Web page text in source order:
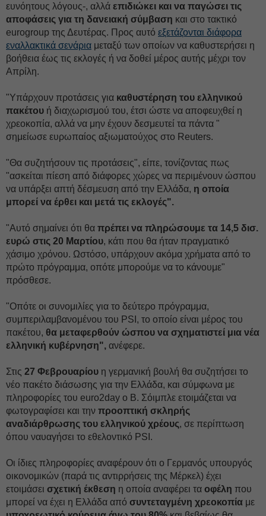
ευνόητους λόγους-, αλλά επιδιώκει και να παγώσει τις
αποφάσεις για τη δανειακή σύμβαση και στο τακτικό
eurogroup της Δευτέρας. Προς αυτό εξετάζονται διάφορα
εναλλακτικά σενάρια μεταξύ των οποίων να καθυστερήσει η
βοήθεια έως τις εκλογές ή να δοθεί μέρος αυτής μέχρι τον
Απρίλη.
"Υπάρχουν προτάσεις για καθυστέρηση του ελληνικού
πακέτου ή διαχωρισμού του, έτσι ώστε να αποφευχθεί η
χρεοκοπία, αλλά να μην έχουν δεσμευτεί τα πάντα "
σημείωσε ευρωπαίος αξιωματούχος στο Reuters.
"Θα συζητήσουν τις προτάσεις", είπε, τονίζοντας πως
"ασκείται πίεση από διάφορες χώρες να περιμένουν ώσπου
να υπάρξει απτή δέσμευση από την Ελλάδα, η οποία
μπορεί να έρθει και μετά τις εκλογές".
"Αυτό σημαίνει ότι θα πρέπει να πληρώσουμε τα 14,5 δισ.
ευρώ στις 20 Μαρτίου, κάτι που θα ήταν πραγματικό
χάσιμο χρόνου. Ωστόσο, υπάρχουν ακόμα χρήματα από το
πρώτο πρόγραμμα, οπότε μπορούμε να το κάνουμε"
πρόσθεσε.
"Οπότε οι συνομιλίες για το δεύτερο πρόγραμμα,
συμπεριλαμβανομένου του PSI, το οποίο είναι μέρος του
πακέτου, θα μεταφερθούν ώσπου να σχηματιστεί μια νέα
ελληνική κυβέρνηση", ανέφερε.
Στις 27 Φεβρουαρίου η γερμανική βουλή θα συζητήσει το
νέο πακέτο διάσωσης για την Ελλάδα, και σύμφωνα με
πληροφορίες του euro2day ο Β. Σόιμπλε ετοιμάζεται να
φωτογραφίσει και την προοπτική σκληρής
αναδιάρθρωσης του ελληνικού χρέους, σε περίπτωση
όπου ναυαγήσει το εθελοντικό PSI.
Οι ίδιες πληροφορίες αναφέρουν ότι ο Γερμανός υπουργός
οικονομικών (παρά τις αντιρρήσεις της Μέρκελ) έχει
ετοιμάσει σχετική έκθεση η οποία αναφέρει τα οφέλη που
μπορεί να έχει η Ελλάδα από συντεταγμένη χρεοκοπία με